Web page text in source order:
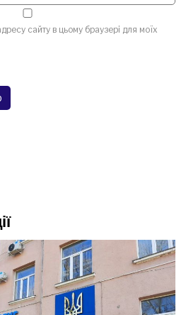
сайту в цьому браузері для моїх